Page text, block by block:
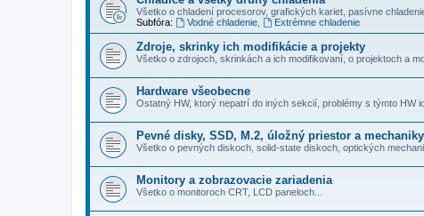
Všetko o chladení procesorov, grafických kariet, pasí­vne
Subfóra:
Vodné chladenie, Extrémne chladenie
Zdroje, skrinky ich modifikácie a projekty
Všetko o zdrojoch, skrinkách a ich modifikovaní, o projektoch a
Hardware všeobecne
Ostatný HW, ktorý nepatrí do iných sekcií­, problémy s týmto HW
Pevné disky, SSD, M.2, úložný priestor a mechaniky
Všetko o pevných diskoch, solid-state diskoch, optických
Monitory a zobrazovacie zariadenia
Všetko o monitoroch CRT, LCD paneloch...